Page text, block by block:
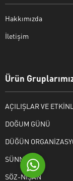
Hakkımızda
İletişim
Ürün
AÇILIŞLAR VE
DOĞUM GÜNÜ
DÜĞÜN
SÜNNET
SÖZ-NİŞAN